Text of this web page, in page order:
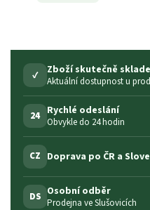
✓ Zboží skutečně
Aktuální dostupnost u
24 Rychlé odeslání
Obvykle do 24 hodin
CZ Doprava po ČR a
DS Osobní odběr
Prodejna ve Slušovicích